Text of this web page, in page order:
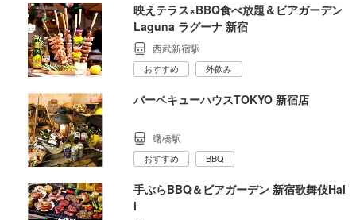
映えテラス×BBQ食べ放題＆ビアガーデン
Laguna ラグーナ 新宿
西武新宿駅
おすすめ 外飲み
バーベキューハウスTOKYO 新宿店
曙橋駅
おすすめ BBQ
手ぶらBBQ＆ビアガーデン 新宿歌舞伎Hal
l